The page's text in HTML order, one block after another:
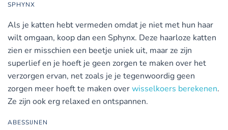
SPHYNX
Als je katten hebt vermeden omdat je niet met hun haar
wilt omgaan, koop dan een Sphynx. Deze haarloze katten
zien er misschien een beetje uniek uit, maar ze zijn
superlief en je hoeft je geen zorgen te maken over het
verzorgen ervan, net zoals je je tegenwoordig geen
zorgen meer hoeft te maken overwisselkoers berekenen.
Ze zijn ook erg relaxed en ontspannen.
ABESSIJNEN